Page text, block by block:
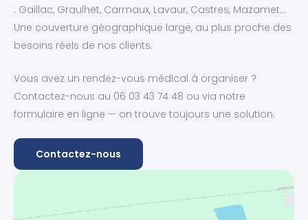
: Gaillac, Graulhet, Carmaux, Lavaur, Castres, Mazamet…
Une couverture géographique large, au plus proche des
besoins réels de nos clients.
Vous avez un rendez-vous médical à organiser ?
Contactez-nous au 06 03 43 74 48 ou via notre
formulaire en ligne — on trouve toujours une solution.
Contactez-nous